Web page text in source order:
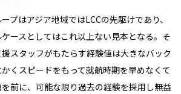
プはアジア地域ではLCCの先駆けであり、
ースとしてはこれ以上ない見本となる。そ
スタッフがもたらす経験値は大きなバック
くスピードをもって就航時期を早めなくて
前に、可能な限り過去の経験を採用し無益